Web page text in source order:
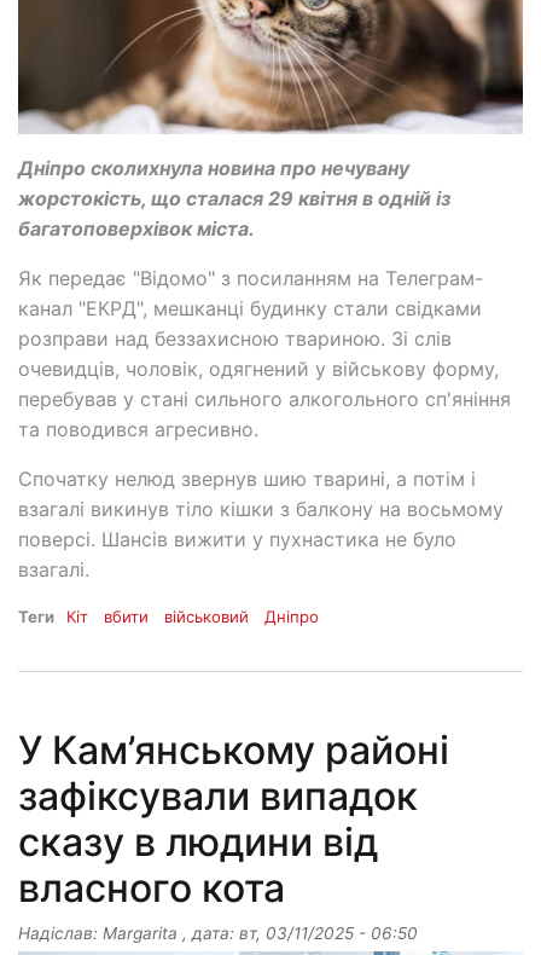
Дніпро сколихнула новина про нечувану
жорстокість, що сталася 29 квітня в одній із
багатоповерхівок міста.
Як передає "Відомо" з посиланням на Телеграм-
канал "ЕКРД", мешканці будинку стали свідками
розправи над беззахисною твариною. Зі слів
очевидців, чоловік, одягнений у військову форму,
перебував у стані сильного алкогольного сп'яніння
та поводився агресивно.
Спочатку нелюд звернув шию тварині, а потім і
взагалі викинув тіло кішки з балкону на восьмому
поверсі. Шансів вижити у пухнастика не було
взагалі.
Теги Кіт вбити військовий Дніпро
У Кам’янському районі
зафіксували випадок
сказу в людини від
власного кота
Надіслав: Margarita , дата: вт, 03/11/2025 - 06:50